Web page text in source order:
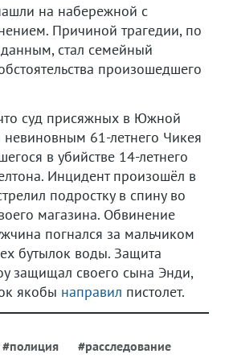
на набережной с
Причиной трагедии, по
стал семейный
произошедшего
суд присяжных в Южной
61-летнего Чикея
в убийстве 14-летнего
Инцидент произошёл в
подростку в спину во
магазина. Обвинение
погнался за мальчиком
бутылок воды. Защита
защищал своего сына Энди,
якобы направил пистолет.
#полиция #расследование